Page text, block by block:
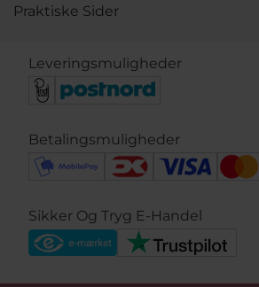
Praktiske Sider
Leveringsmuligheder
Betalingsmuligheder
Sikker Og Tryg E-Handel